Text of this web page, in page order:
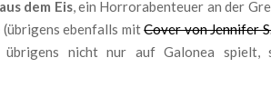
dem Eis, ein Horrorabenteuer an der
(übrigens ebenfalls mitCover von Jennifer
nicht nur auf Galonea spielt,